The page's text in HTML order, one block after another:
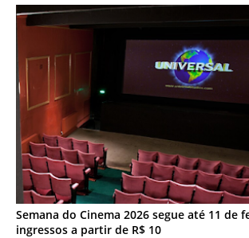
CINEMA
Semana do Cinema 2026 segue até 11 de
ingressos a partir de R$ 10